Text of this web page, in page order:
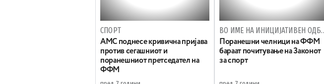
СПОРТ
АМС поднесе кривична пријава
против сегашниот и
поранешниот претседател на
ФФМ
ВО ИМЕ НА
Поранешни челници на ФФМ
бараат почитување на Законот
за спорт